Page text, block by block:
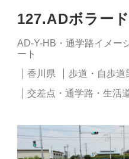
127.ADボラード
AD-Y-HB・通学路イメー
ート
香川県
歩道・自歩道
交差点・通学路・生活